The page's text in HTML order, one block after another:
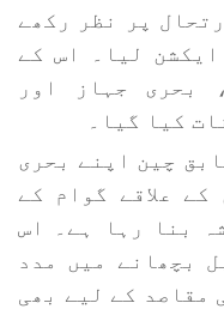
پر نظر رکھے
لیا۔ اس کے
بحری جہاز اور
کیا گیا۔
چین اپنے بحری
علاقے گوام کے
بنا رہا ہے۔ اس
بچھانے میں مدد
مقاصد کے لیے بھی